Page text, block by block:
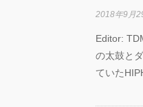
2018年9月
Editor:
の太鼓と
ていた